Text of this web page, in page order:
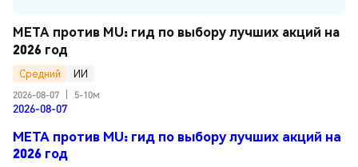
META против MU: гид по выбору лучших акций на
2026 год
Средний
ИИ
2026-08-07
5-10м
2026-08-07
META против MU: гид по выбору лучших акций на
2026 год